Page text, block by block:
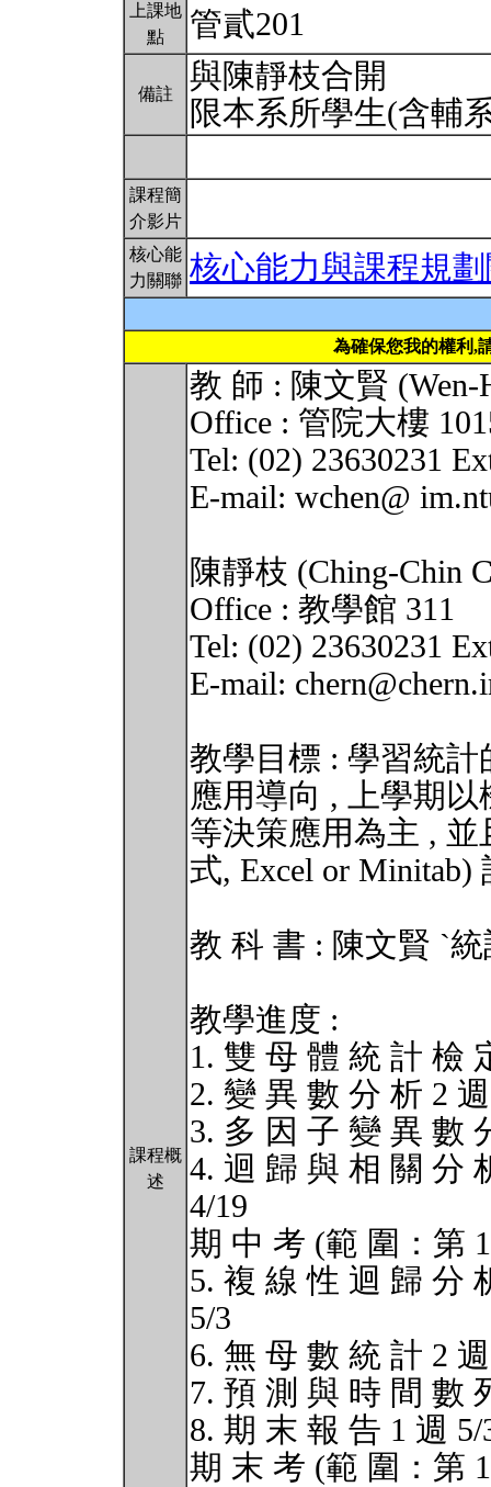
上課地
點
管貳201
備註
與陳靜枝合開
限本系所學生(含輔
課程簡
介影片
核心能
力關聯 核心能力與課程規
為確保您我的權利,
課程概
述
教 師 : 陳文賢 (Wen-
Office : 管院大樓
Tel: (02) 23630231
E-mail: wchen@
陳靜枝 (Ching-Chin
Office : 教學館 311
Tel: (02) 23630231
E-mail:
教學目標 : 學習統
應用導向 , 上學期
等決策應用為主 ,
式, Excel or Minitab)
教 科 書 : 陳文賢 `
教學進度 :
1. 雙 母 體 統 計 檢
2. 變 異 數 分 析 2
3. 多 因 子 變 異 數
4. 迴 歸 與 相 關 分
4/19
期 中 考 (範 圍：第
5. 複 線 性 迴 歸 分
5/3
6. 無 母 數 統 計 2
7. 預 測 與 時 間 數
8. 期 末 報 告 1 週 5/
期 末 考 (範 圍：第